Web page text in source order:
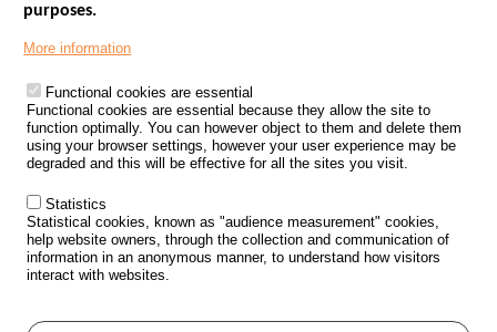
Footer
PROCESSING OF PERSONAL DATA FROM ROAD ACCIDENTS
KNOWLEDGE CENTRE
CALL FOR RESEARCH PROJECTS
ROAD SAFETY POLICY
Outils
EVENTS
GLOSSARY
purposes.
More information
Functional cookies are essential
Functional cookies are essential because they allow the site to
function optimally. You can however object to them and delete them
using your browser settings, however your user experience may be
degraded and this will be effective for all the sites you visit.
Statistics
Statistical cookies, known as "audience measurement" cookies,
help website owners, through the collection and communication of
information in an anonymous manner, to understand how visitors
interact with websites.